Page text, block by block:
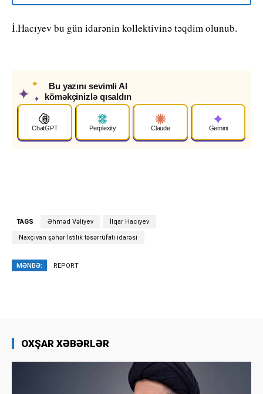
İ.Hacıyev bu gün idarənin kollektivinə təqdim olunub.
✦
✦
✦
Bu yazını sevimli AI
köməkçinizlə qısaldın
ChatGPT Perplexity Claude Gemini
TAGS Əhməd Vəliyev İlqar Hacıyev
Naxçıvan şəhər İstilik təsərrüfatı idarəsi
MƏNBƏ: REPORT
OXŞAR XƏBƏRLƏR